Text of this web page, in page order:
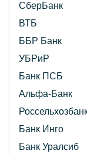
СберБанк
ВТБ
ББР Банк
УБРиР
Банк ПСБ
Альфа-Банк
Банк Инго
Банк Уралсиб